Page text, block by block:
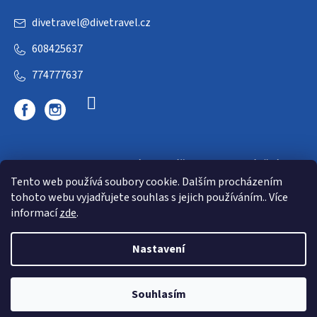
Tento web používá soubory cookie. Dalším procházením
tohoto webu vyjadřujete souhlas s jejich používáním.. Více
informacízde.
Nastavení
Souhlasím
divetravel@divetravel.cz
608425637
774777637
DIVETRAVEL - cestovní kancelář - cesty za potápěním
Shoptet |mime digital
Copyright 2026E-dive. Všechna práva vyhrazena.